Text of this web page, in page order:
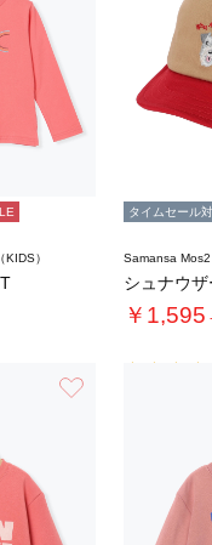
）
タイムセール
Samansa Mos2
シュナウ
￥1,595